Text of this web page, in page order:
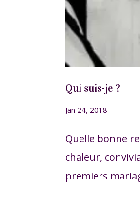
Qui suis-je ?
Jan 24, 2018
Quelle bonne
chaleur,
premiers